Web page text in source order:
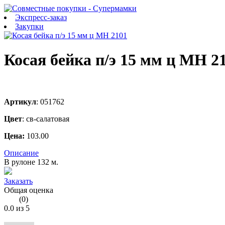
Экспресс-заказ
Закупки
Косая бейка п/э 15 мм ц МН
Артикул: 051762
Цвет: св-салатовая
Цена: 103.00
Описание
В рулоне 132 м.
Заказать
Общая оценка
(0)
0.0 из 5